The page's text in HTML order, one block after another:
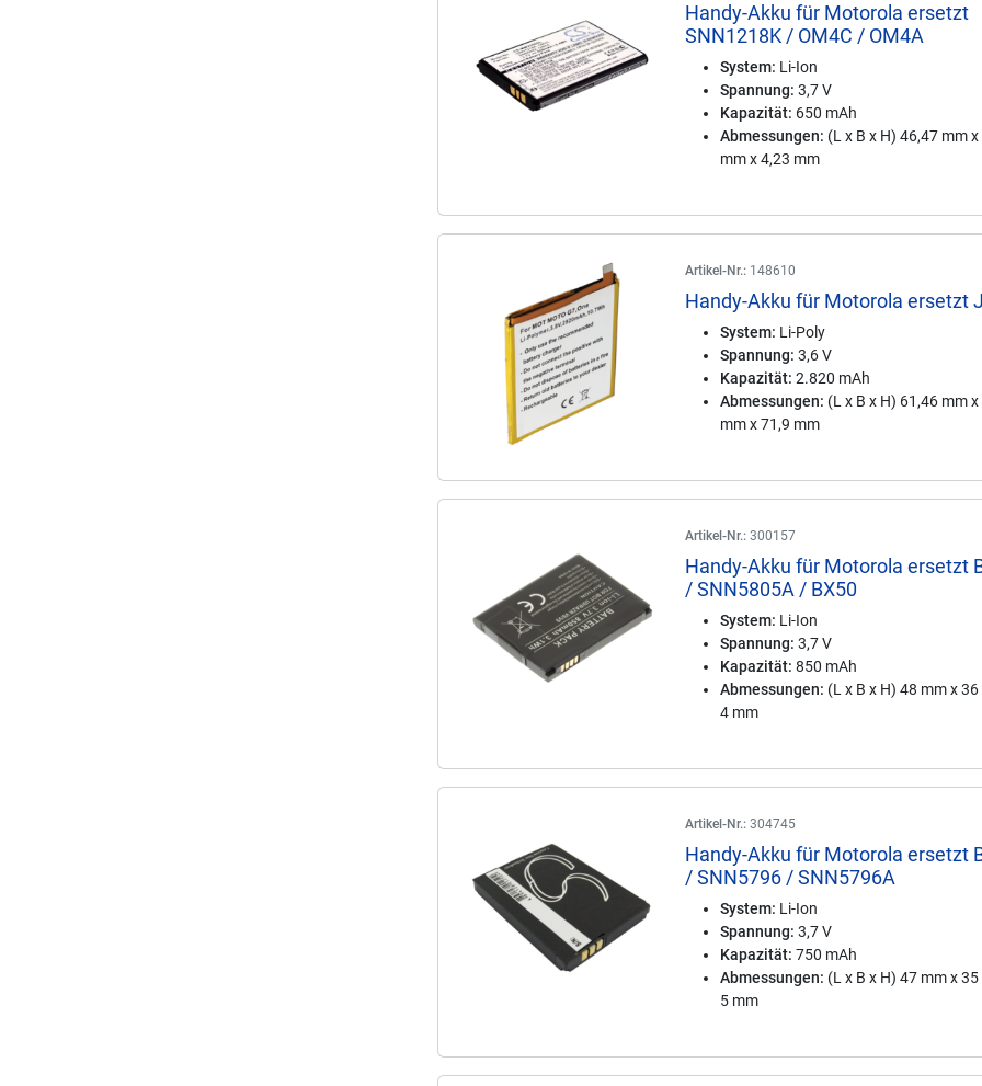
Handy-Akku für Motorola ersetzt
SNN1218K / OM4C / OM4A
System: Li-Ion
Spannung: 3,7 V
Kapazität: 650 mAh
Abmessungen: (L x B x H) 46,47 mm x
mm x 4,23 mm
Artikel-Nr.: 148610
Handy-Akku für Motorola ersetzt
System: Li-Poly
Spannung: 3,6 V
Kapazität: 2.820 mAh
Abmessungen: (L x B x H) 61,46 mm x
mm x 71,9 mm
Artikel-Nr.: 300157
Handy-Akku für Motorola ersetzt
/ SNN5805A / BX50
System: Li-Ion
Spannung: 3,7 V
Kapazität: 850 mAh
Abmessungen: (L x B x H) 48 mm x
4 mm
Artikel-Nr.: 304745
Handy-Akku für Motorola ersetzt
/ SNN5796 / SNN5796A
System: Li-Ion
Spannung: 3,7 V
Kapazität: 750 mAh
Abmessungen: (L x B x H) 47 mm x
5 mm